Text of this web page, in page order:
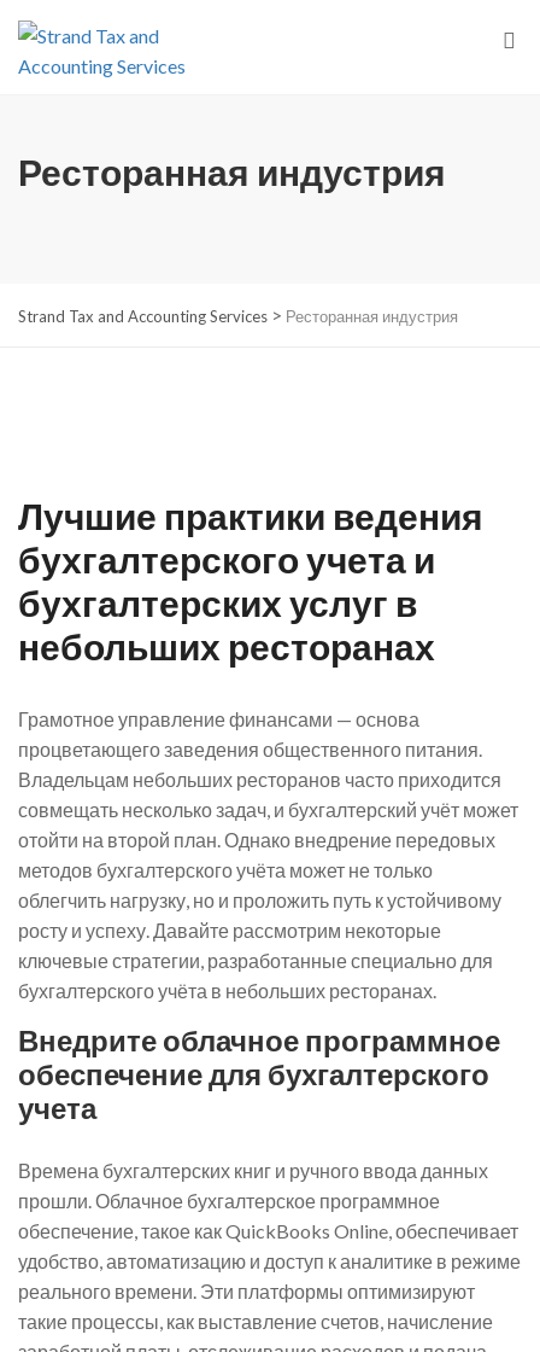
Ресторанная индустрия
Strand Tax and Accounting Services > Ресторанная индустрия
Лучшие практики ведения
бухгалтерского учета и
бухгалтерских услуг в
небольших ресторанах
Грамотное управление финансами — основа
процветающего заведения общественного питания.
Владельцам небольших ресторанов часто приходится
совмещать несколько задач, и бухгалтерский учёт может
отойти на второй план. Однако внедрение передовых
методов бухгалтерского учёта может не только
облегчить нагрузку, но и проложить путь к устойчивому
росту и успеху. Давайте рассмотрим некоторые
ключевые стратегии, разработанные специально для
бухгалтерского учёта в небольших ресторанах.
Внедрите облачное программное
обеспечение для бухгалтерского
учета
Времена бухгалтерских книг и ручного ввода данных
прошли. Облачное бухгалтерское программное
обеспечение, такое как QuickBooks Online, обеспечивает
удобство, автоматизацию и доступ к аналитике в режиме
реального времени. Эти платформы оптимизируют
такие процессы, как выставление счетов, начисление